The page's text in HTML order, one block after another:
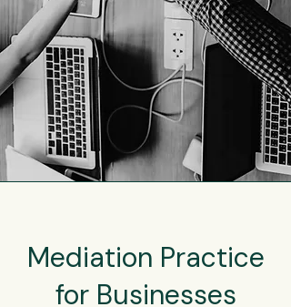
Mediation Practice
for Businesses